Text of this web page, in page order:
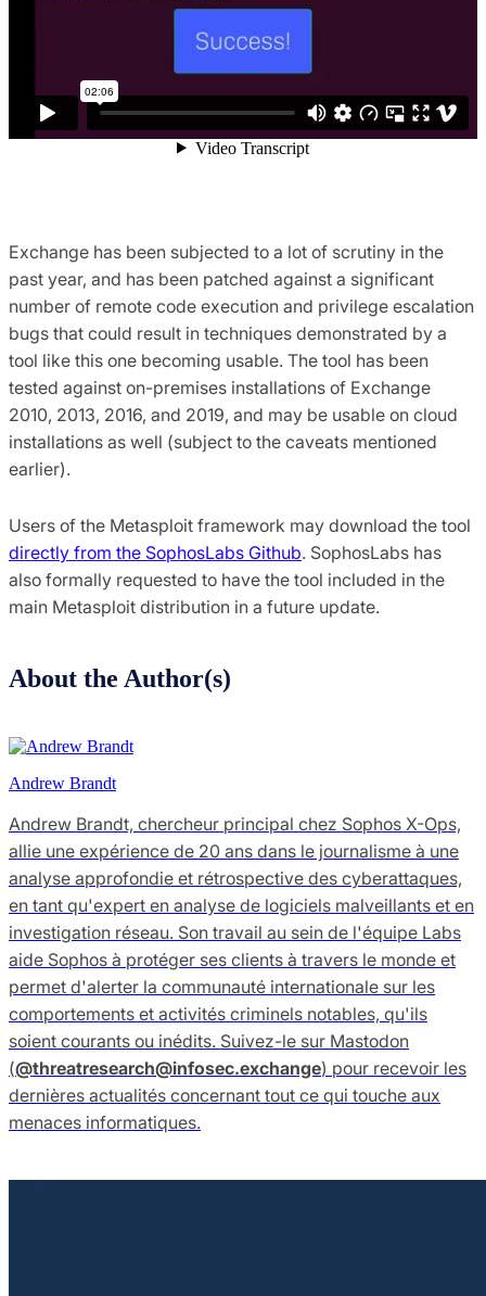
Exchange has been subjected to a lot of scrutiny in the
past year, and has been patched against a significant
number of remote code execution and privilege escalation
bugs that could result in techniques demonstrated by a
tool like this one becoming usable. The tool has been
tested against on-premises installations of Exchange
2010, 2013, 2016, and 2019, and may be usable on cloud
installations as well (subject to the caveats mentioned
earlier).
Users of the Metasploit framework may download the tool
directly from the SophosLabs Github. SophosLabs has
also formally requested to have the tool included in the
main Metasploit distribution in a future update.
About the Author(s)
Andrew Brandt
Andrew Brandt, chercheur principal chez Sophos X-Ops,
allie une expérience de 20 ans dans le journalisme à une
analyse approfondie et rétrospective des cyberattaques,
en tant qu'expert en analyse de logiciels malveillants et en
investigation réseau. Son travail au sein de l'équipe Labs
aide Sophos à protéger ses clients à travers le monde et
permet d'alerter la communauté internationale sur les
comportements et activités criminels notables, qu'ils
soient courants ou inédits. Suivez-le sur Mastodon
(@threatresearch@infosec.exchange) pour recevoir les
dernières actualités concernant tout ce qui touche aux
menaces informatiques.